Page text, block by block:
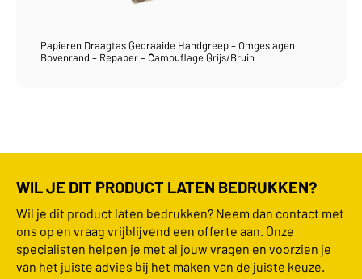
Papieren Draagtas Gedraaide Handgreep – Omgeslagen
Bovenrand – Repaper – Camouflage Grijs/Bruin
WIL JE DIT PRODUCT LATEN BEDRUKKEN?
Wil je dit product laten bedrukken? Neem dan contact met
ons op en vraag vrijblijvend een offerte aan. Onze
specialisten helpen je met al jouw vragen en voorzien je
van het juiste advies bij het maken van de juiste keuze.